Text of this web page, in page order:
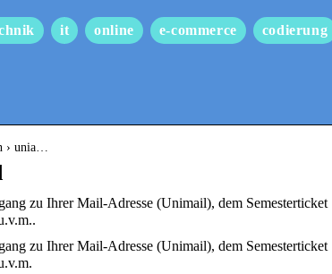
it online e-commerce codierung
› unia…
zu Ihrer Mail-Adresse (Unimail), dem Semesterticket
zu Ihrer Mail-Adresse (Unimail), dem Semesterticket